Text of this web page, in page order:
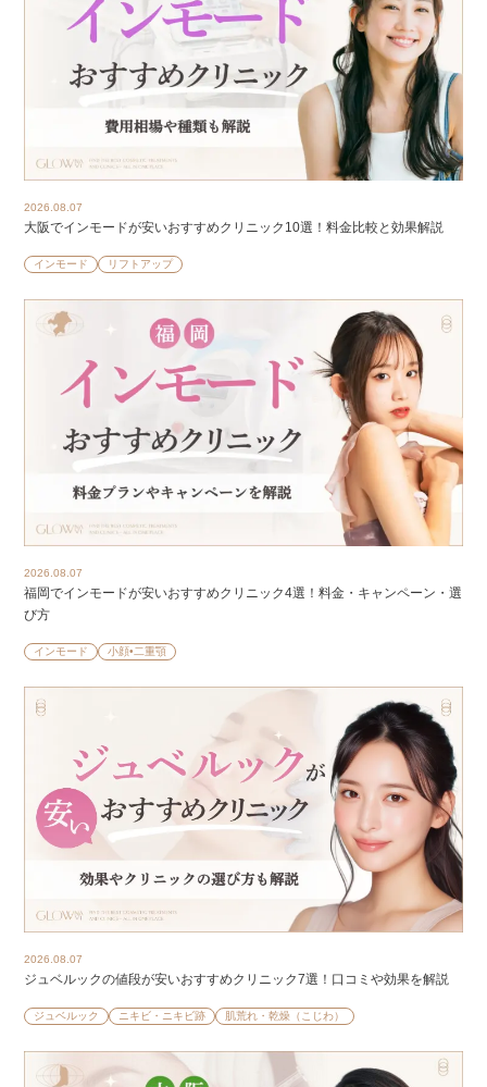
2026.08.07
大阪でインモードが安いおすすめクリニック10選！料金比較と効果解説
インモード リフトアップ
2026.08.07
福岡でインモードが安いおすすめクリニック4選！料金・キャンペーン・選
び方
インモード 小顔•二重顎
2026.08.07
ジュベルックの値段が安いおすすめクリニック7選！口コミや効果を解説
ジュベルック ニキビ・ニキビ跡 肌荒れ・乾燥（こじわ）